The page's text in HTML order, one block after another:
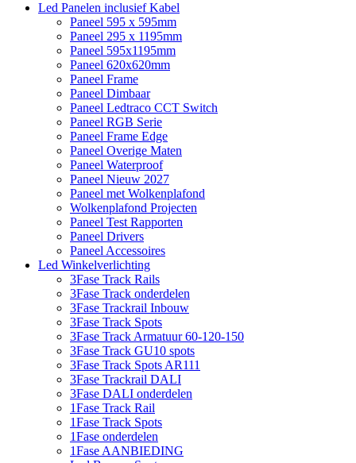
Led Panelen inclusief Kabel
Paneel 595 x 595mm
Paneel 295 x 1195mm
Paneel 595x1195mm
Paneel 620x620mm
Paneel Frame
Paneel Dimbaar
Paneel Ledtraco CCT Switch
Paneel RGB Serie
Paneel Frame Edge
Paneel Overige Maten
Paneel Waterproof
Paneel Nieuw 2027
Paneel met Wolkenplafond
Wolkenplafond Projecten
Paneel Test Rapporten
Paneel Drivers
Paneel Accessoires
Led Winkelverlichting
3Fase Track Rails
3Fase Track onderdelen
3Fase Trackrail Inbouw
3Fase Track Spots
3Fase Track Armatuur 60-120-150
3Fase Track GU10 spots
3Fase Track Spots AR111
3Fase Trackrail DALI
3Fase DALI onderdelen
1Fase Track Rail
1Fase Track Spots
1Fase onderdelen
1Fase AANBIEDING